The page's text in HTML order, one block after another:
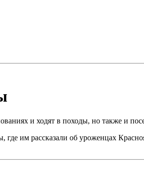
и ходят в походы, но также и
им рассказали об уроженцах